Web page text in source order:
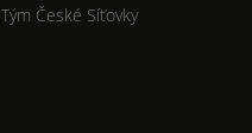
Tým České Síťovky